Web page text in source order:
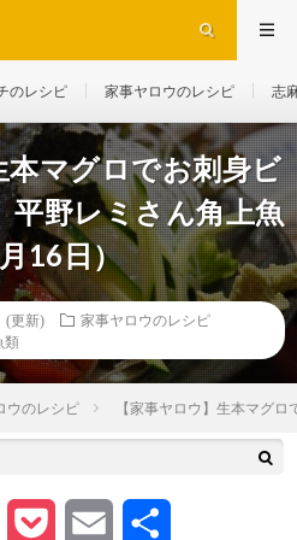
のレシピ 家事ヤロウのレシピ 志
本マグロでお刺身ビ
平野レミさん角上魚
16日）
(更新)
家事ヤロウのレシピ
類
ウのレシピ 【家事ヤロウ】生本マグ